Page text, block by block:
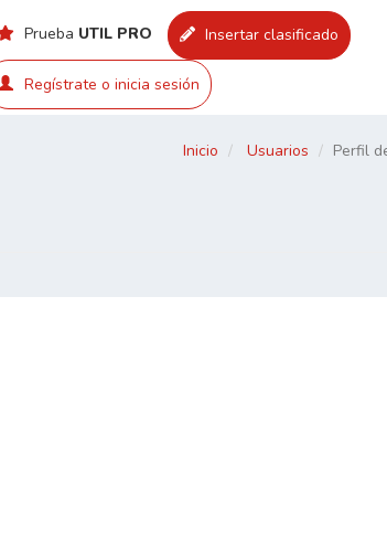
Prueba UTIL PRO Insertar clasificado
Regístrate o inicia sesión
Inicio Usuarios Perfil